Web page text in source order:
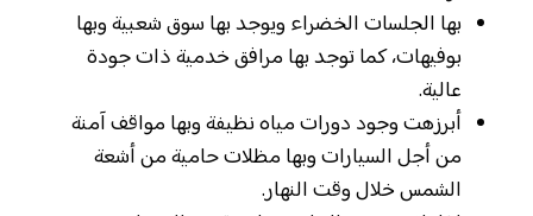
بها الجلسات الخضراء ويوجد بها سوق شعبية وبها
بوفيهات، كما توجد بها مرافق خدمية ذات جودة
عالية.
أبرزهت وجود دورات مياه نظيفة وبها مواقف آمنة
من أجل السيارات وبها مظلات حامية من أشعة
الشمس خلال وقت النهار.